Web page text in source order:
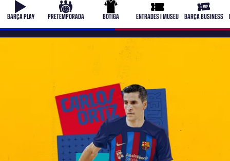
b-play
BARÇA PLAY
culers-ball
PRETEMPORADA
uniform
BOTIGA
ticket-full
ENTRADES I MUSEU
ticket-
BARÇA BUSINESS